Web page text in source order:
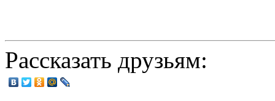
Рассказать друзьям: